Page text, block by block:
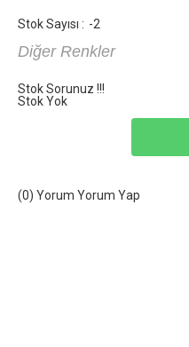
Stok Sayısı : -2
Diğer Renkler
Stok Sorunuz !!!
Stok Yok
(0) Yorum Yorum Yap